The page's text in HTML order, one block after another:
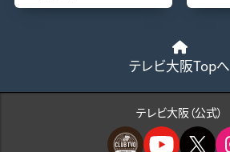
テレビ大阪Topへ
テレビ大阪（公式）